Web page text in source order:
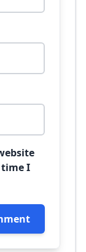
I